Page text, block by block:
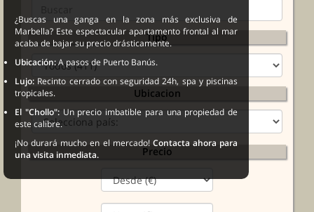
Tipo
Ubicacion
Precio
¿Buscas una ganga en la zona más exclusiva de
Marbella? Este espectacular apartamento frontal al mar
acaba de bajar su precio drásticamente.
Ubicación:A pasos de Puerto Banús.
Lujo: Recinto cerrado con seguridad 24h, spa y piscinas
tropicales.
El "Chollo":Un precio imbatible para una propiedad de
este calibre.
¡No durará mucho en el mercado! Contacta ahora para
una visita inmediata.